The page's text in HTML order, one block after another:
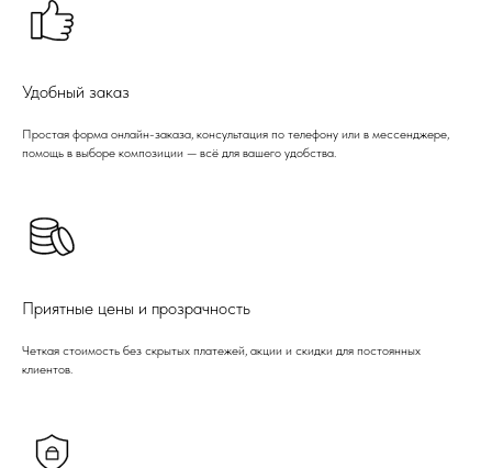
Удобный заказ
Простая форма онлайн-заказа, консультация по телефону или в мессенджере,
помощь в выборе композиции — всё для вашего удобства.
Приятные цены и прозрачность
Четкая стоимость без скрытых платежей, акции и скидки для постоянных
клиентов.